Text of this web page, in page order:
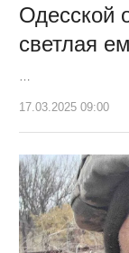
Одесской
светлая
…
17.03.2025 09:00